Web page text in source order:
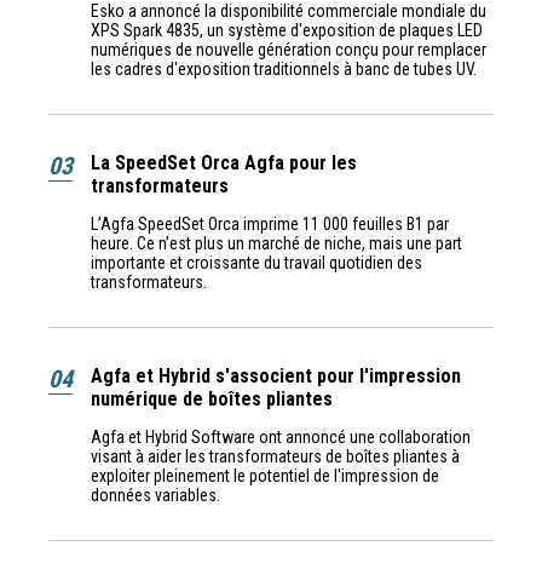
Esko a annoncé la disponibilité commerciale mondiale du
XPS Spark 4835, un système d'exposition de plaques LED
numériques de nouvelle génération conçu pour remplacer
les cadres d'exposition traditionnels à banc de tubes UV.
03
La SpeedSet Orca Agfa pour les
transformateurs
L’Agfa SpeedSet Orca imprime 11 000 feuilles B1 par
heure. Ce n’est plus un marché de niche, mais une part
importante et croissante du travail quotidien des
transformateurs.
04
Agfa et Hybrid s'associent pour l'impression
numérique de boîtes pliantes
Agfa et Hybrid Software ont annoncé une collaboration
visant à aider les transformateurs de boîtes pliantes à
exploiter pleinement le potentiel de l'impression de
données variables.